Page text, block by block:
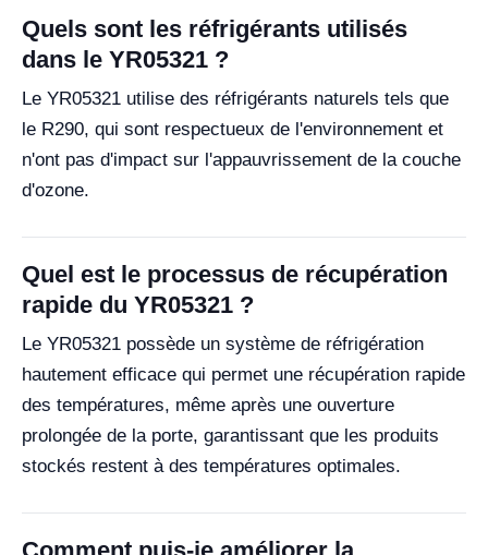
Quels sont les réfrigérants utilisés
dans le YR05321 ?
Le YR05321 utilise des réfrigérants naturels tels que
le R290, qui sont respectueux de l'environnement et
n'ont pas d'impact sur l'appauvrissement de la couche
d'ozone.
Quel est le processus de récupération
rapide du YR05321 ?
Le YR05321 possède un système de réfrigération
hautement efficace qui permet une récupération rapide
des températures, même après une ouverture
prolongée de la porte, garantissant que les produits
stockés restent à des températures optimales.